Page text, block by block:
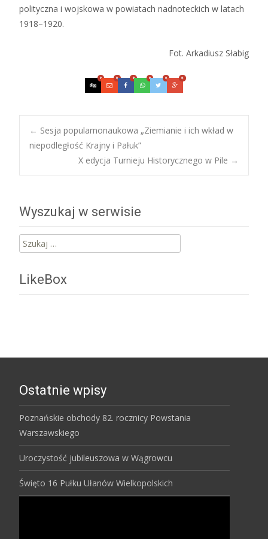
polityczna i wojskowa w powiatach nadnoteckich w latach
1918–1920.
Fot. Arkadiusz Słabig
0 0 0 0 0 0
Post
navigation
← Sesja popularnonaukowa „Ziemianie i ich wkład w
niepodległość Krajny i Pałuk”
X edycja Turnieju Historycznego w Pile →
Wyszukaj w serwisie
Szukaj:
LikeBox
Ostatnie wpisy
Poznańskie obchody 82. rocznicy Powstania
Warszawskiego
Uroczystość jubileuszowa w Wągrowcu
Święto 16 Pułku Ułanów Wielkopolskich